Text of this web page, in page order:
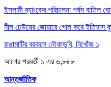
ইসলামী ব্যাংকের পরিচালনা পর্ষদ বাতিল
নীল ঢেউয়ের জোয়ারে গোল করে ইতিহাস
রাঙামাটির বরকলে নৌকাডুবি, নিখোঁজ ১
আগেরপরবর্তী ১ এর ৬,৮৪৮
আন্তর্জাতিক